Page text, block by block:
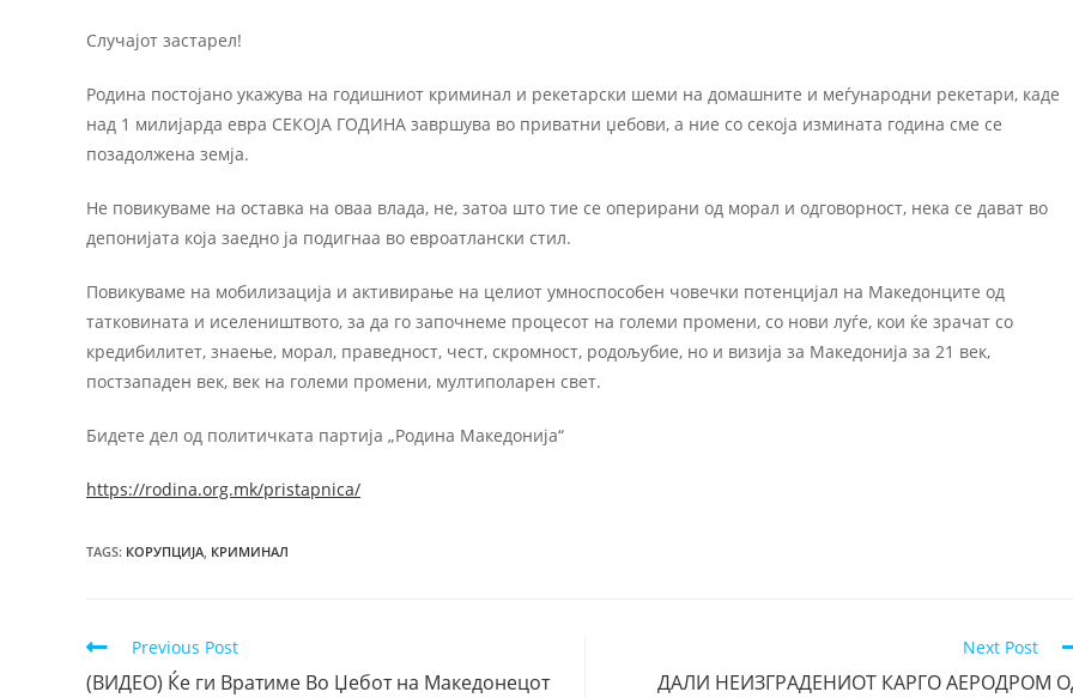
Случајот застарел!
Родина постојано укажува на годишниот криминал и рекетарски шеми на домашните и меѓународни рекетари, каде
над 1 милијарда евра СЕКОЈА ГОДИНА завршува во приватни џебови, а ние со секоја измината година сме се
позадолжена земја.
Не повикуваме на оставка на оваа влада, не, затоа што тие се оперирани од морал и одговорност, нека се дават во
депонијата која заедно ја подигнаа во евроатлански стил.
Повикуваме на мобилизација и активирање на целиот умноспособен човечки потенцијал на Македонците од
татковината и иселеништвото, за да го започнеме процесот на големи промени, со нови луѓе, кои ќе зрачат со
кредибилитет, знаење, морал, праведност, чест, скромност, родољубие, но и визија за Македонија за 21 век,
постзападен век, век на големи промени, мултиполарен свет.
Бидете дел од политичката партија „Родина Македонија“
https://rodina.org.mk/pristapnica/
TAGS: КОРУПЦИЈА, КРИМИНАЛ
Previous Post
(ВИДЕО) Ќе ги Вратиме Во Џебот на Македонецот
Next Post
ДАЛИ НЕИЗГРАДЕНИОТ КАРГО АЕРОДРОМ